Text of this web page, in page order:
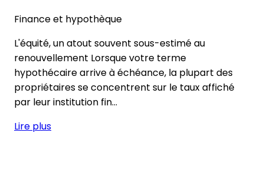
Finance et hypothèque
L'équité, un atout souvent sous-estimé au
renouvellement Lorsque votre terme
hypothécaire arrive à échéance, la plupart des
propriétaires se concentrent sur le taux affiché
par leur institution fin...
Lire plus